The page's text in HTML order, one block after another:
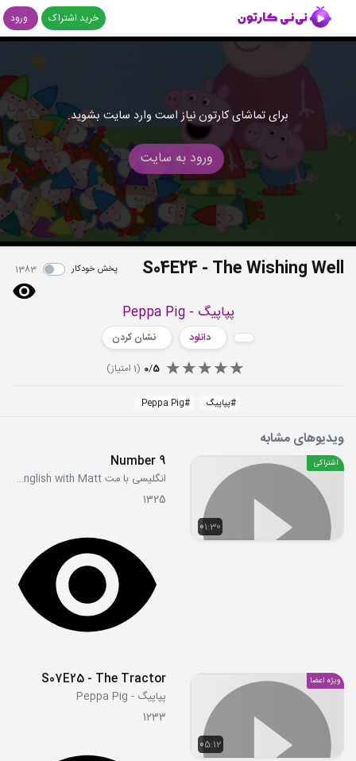
خرید اشتراک ورود
برای تماشای کارتون نیاز است وارد سایت بشوید.
ورود به سایت
S04E24 - The Wishing Well پخش خودکار 1383
پپاپیگ - Peppa Pig
دانلود
نشان کردن
0/5
(
1 امتیاز)
#پپاپیگ #
Peppa Pig
ویدیوهای مشابه
01:30
اشتراکی Number 9
انگلیسی با مت Learn English with Matt
1325
05:12
ویژه اعضا S07E25 - The Tractor
پپاپیگ - Peppa Pig
1233